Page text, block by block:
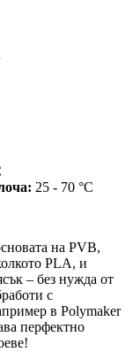
25 - 70 °C
на PVB,
PLA, и
– без нужда от
с
в Polymaker
перфектно